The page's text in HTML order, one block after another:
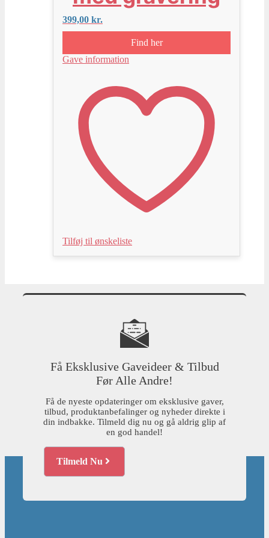
399,00 kr.
Find her
Gave information
Tilføj til ønskeliste
Få Eksklusive Gaveideer & Tilbud
Før Alle Andre!
Få de nyeste opdateringer om eksklusive gaver,
tilbud, produktanbefalinger og nyheder direkte i
din indbakke. Tilmeld dig nu og gå aldrig glip af
en god handel!
Tilmeld Nu